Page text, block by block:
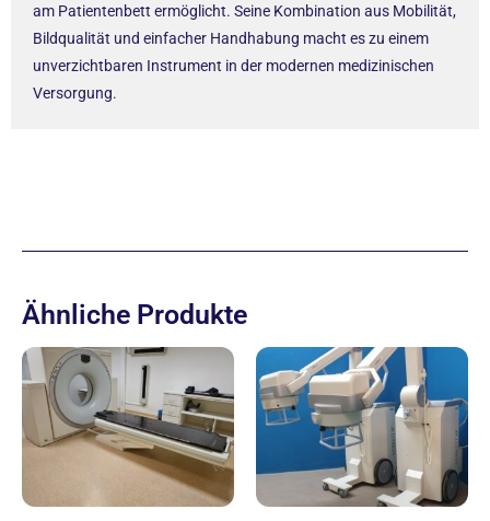
am Patientenbett ermöglicht. Seine Kombination aus Mobilität,
Bildqualität und einfacher Handhabung macht es zu einem
unverzichtbaren Instrument in der modernen medizinischen
Versorgung.
Ähnliche Produkte